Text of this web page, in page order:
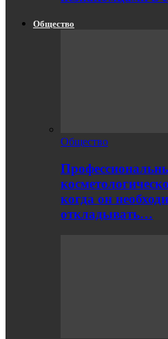
Общество
Общество
когда он
откладывать…